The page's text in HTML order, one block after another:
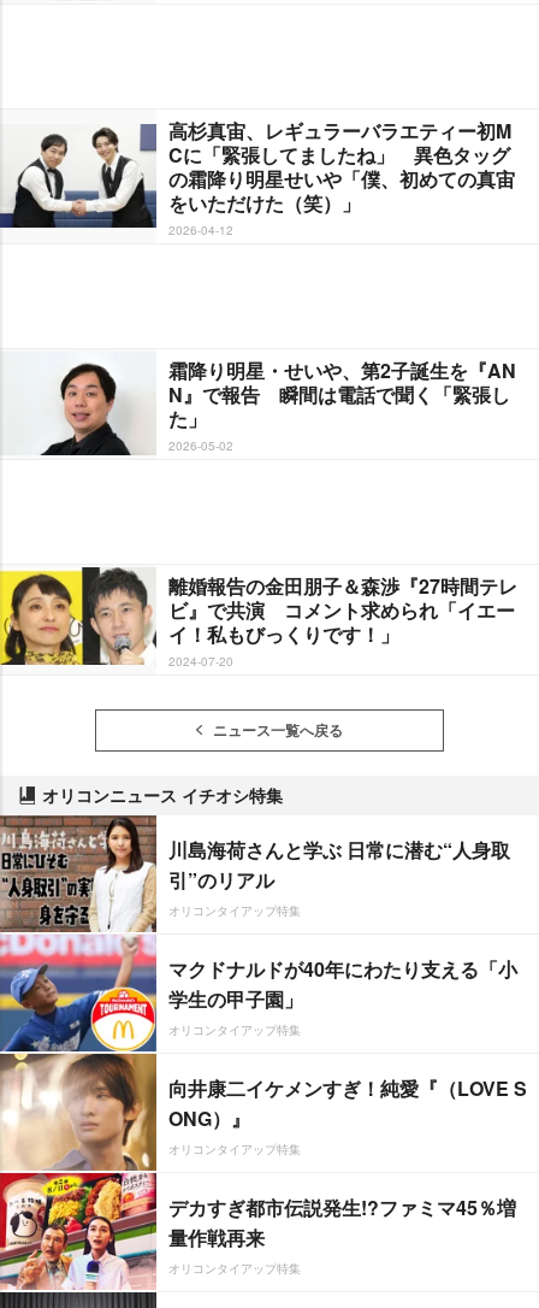
高杉真宙、レギュラーバラエティー初M
Cに「緊張してましたね」 異色タッグ
の霜降り明星せいや「僕、初めての真宙
をいただけた（笑）」
2026-04-12
霜降り明星・せいや、第2子誕生を『AN
N』で報告 瞬間は電話で聞く「緊張し
た」
2026-05-02
離婚報告の金田朋子＆森渉『27時間テレ
ビ』で共演 コメント求められ「イエー
イ！私もびっくりです！」
2024-07-20
ニュース一覧へ戻る
オリコンニュース イチオシ特集
川島海荷さんと学ぶ 日常に潜む“人身取
引”のリアル
オリコンタイアップ特集
マクドナルドが40年にわたり支える「小
学生の甲子園」
オリコンタイアップ特集
向井康二イケメンすぎ！純愛『（LOVE S
ONG）』
オリコンタイアップ特集
デカすぎ都市伝説発生!?ファミマ45％増
量作戦再来
オリコンタイアップ特集